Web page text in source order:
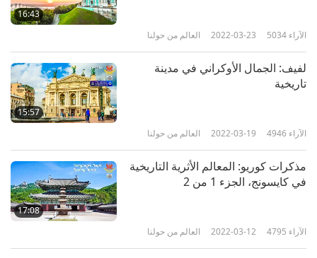
16:43
العالم من حولنا 2022-03-23 5034 الآراء
15:57
لفيف: الجمال الأوكراني في مدينة
تاريخية
العالم من حولنا 2022-03-19 4946 الآراء
17:08
مذكرات كوريو: المعالم الأثرية التاريخية
في كايسونج، الجزء 1 من 2
العالم من حولنا 2022-03-12 4795 الآراء